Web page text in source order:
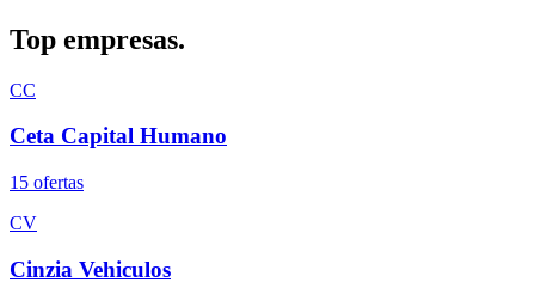
Top empresas.
CC
Ceta Capital Humano
15 ofertas
CV
Cinzia Vehiculos